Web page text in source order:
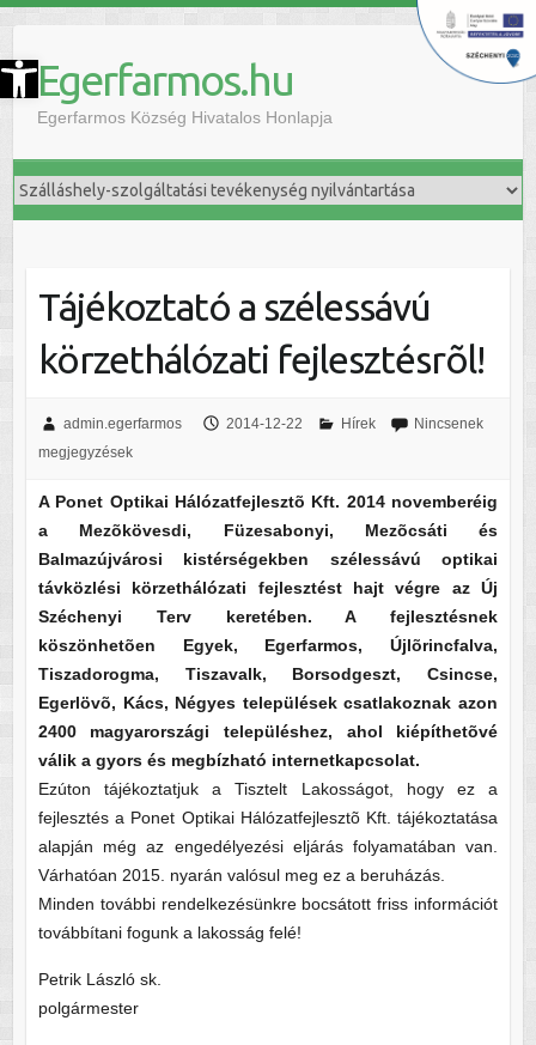
Eszköztár megnyitása Egerfarmos.hu
Egerfarmos Község Hivatalos Honlapja
Tájékoztató a szélessávú
körzethálózati fejlesztésrõl!
admin.egerfarmos 2014-12-22 Hírek
Nincsenek
megjegyzések
A Ponet Optikai Hálózatfejlesztõ Kft. 2014 novemberéig
a Mezõkövesdi, Füzesabonyi, Mezõcsáti és
Balmazújvárosi kistérségekben szélessávú optikai
távközlési körzethálózati fejlesztést hajt végre az Új
Széchenyi Terv keretében. A fejlesztésnek
köszönhetõen Egyek, Egerfarmos, Újlõrincfalva,
Tiszadorogma, Tiszavalk, Borsodgeszt, Csincse,
Egerlövõ, Kács, Négyes települések csatlakoznak azon
2400 magyarországi településhez, ahol kiépíthetõvé
válik a gyors és megbízható internetkapcsolat.
Ezúton tájékoztatjuk a Tisztelt Lakosságot, hogy ez a
fejlesztés a Ponet Optikai Hálózatfejlesztõ Kft. tájékoztatása
alapján még az engedélyezési eljárás folyamatában van.
Várhatóan 2015. nyarán valósul meg ez a beruházás.
Minden további rendelkezésünkre bocsátott friss információt
továbbítani fogunk a lakosság felé!
Petrik László sk.
polgármester